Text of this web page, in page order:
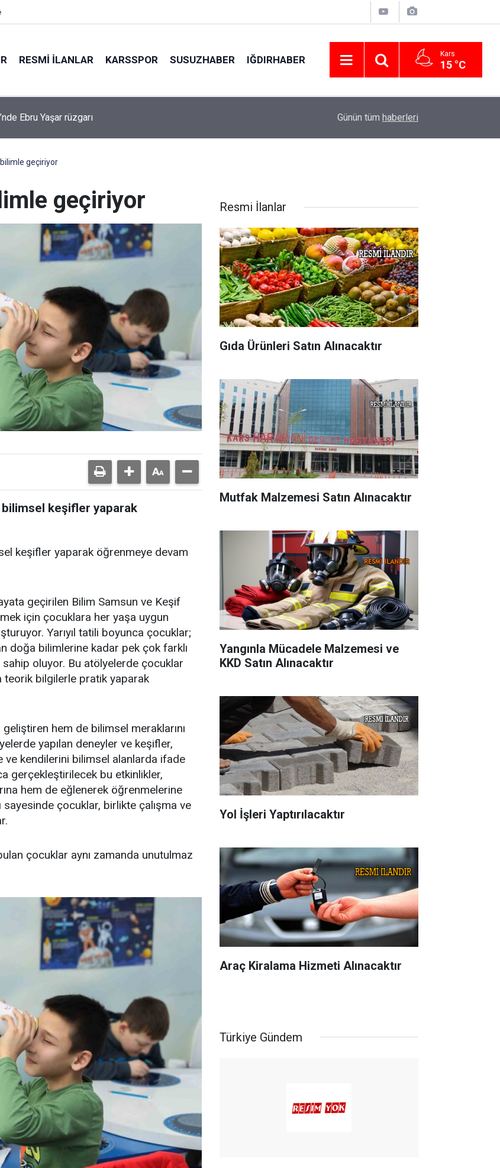
RESMI İLANLAR KARSSPOR SUSUZHABER IĞDIRHABER Kars
15 °C
"İran ile anlaşma yapmayı tercih ederim çünkü insanları
Çorum’da geceyi aydınlatan anız yangını
Günün tüm haberleri
geçiriyor
geçiriyor
bilimsel keşifler yaparak
keşifler yaparak öğrenmeye devam
geçirilen Bilim Samsun ve Keşif
için çocuklara her yaşa uygun
Yarıyıl tatili boyunca çocuklar;
doğa bilimlerine kadar pek çok farklı
sahip oluyor. Bu atölyelerde çocuklar
teorik bilgilerle pratik yaparak
hem de bilimsel meraklarını
yapılan deneyler ve keşifler,
ve kendilerini bilimsel alanlarda ifade
gerçekleştirilecek bu etkinlikler,
hem de eğlenerek öğrenmelerine
sayesinde çocuklar, birlikte çalışma ve
çocuklar aynı zamanda unutulmaz
Resmi İlanlar
Gıda Ürünleri Satın Alınacaktır
Mutfak Malzemesi Satın Alınacaktır
Yangınla Mücadele Malzemesi ve
KKD Satın Alınacaktır
Yol İşleri Yaptırılacaktır
Araç Kiralama Hizmeti Alınacaktır
Türkiye Gündem